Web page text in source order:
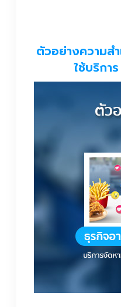
ตัวอย่างความส
ใช้บริกา